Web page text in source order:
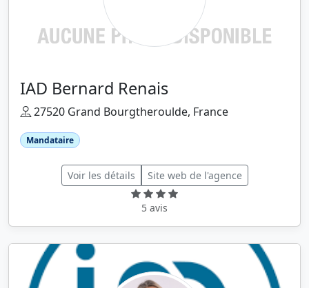
IAD Bernard Renais
27520 Grand Bourgtheroulde, France
Mandataire
Voir les détails Site web de l'agence
5 avis